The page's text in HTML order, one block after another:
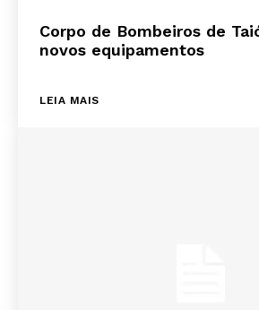
Corpo de Bombeiros de
novos equipamentos
LEIA MAIS